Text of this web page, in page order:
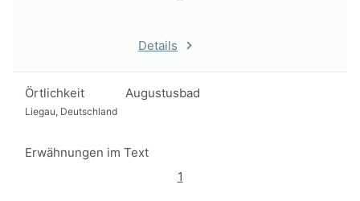
Details
Örtlichkeit Augustusbad
Liegau, Deutschland
Erwähnungen im Text
1